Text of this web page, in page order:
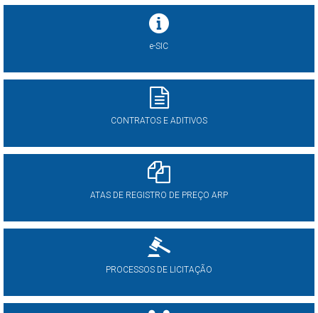
e-SIC
CONTRATOS E ADITIVOS
ATAS DE REGISTRO DE PREÇO ARP
PROCESSOS DE LICITAÇÃO